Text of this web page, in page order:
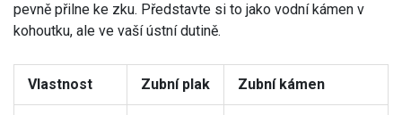
pevně přilne ke zku. Představte si to jako vodní kámen v
kohoutku, ale ve vaší ústní dutině.
Vlastnost Zubní plak Zubní kámen